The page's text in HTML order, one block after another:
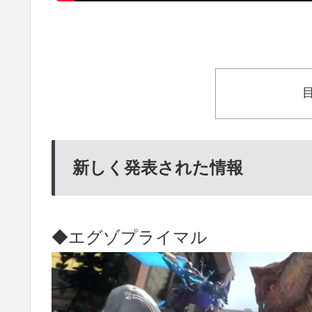
新しく発表された情報
◆エグゾプライマル